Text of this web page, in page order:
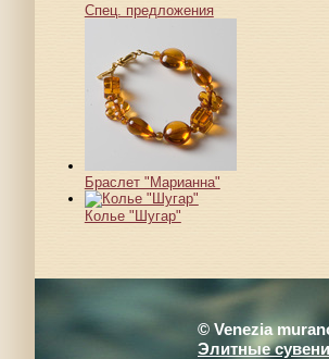
Спец. предложения
Браслет "Марианна"
Колье "Шугар"
© Venezia
Элитные